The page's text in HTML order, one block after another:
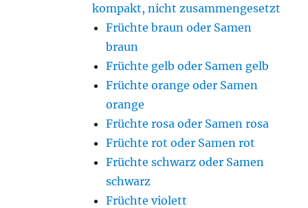
kompakt, nicht zusammengesetzt
Früchte braun oder Samen
braun
Früchte gelb oder Samen gelb
Früchte orange oder Samen
orange
Früchte rosa oder Samen rosa
Früchte rot oder Samen rot
Früchte schwarz oder Samen
schwarz
Früchte violett